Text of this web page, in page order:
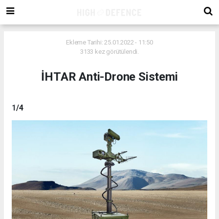
Ekleme Tarihi: 25.01.2022 - 11:50
3133 kez görütülendi.
İHTAR Anti-Drone Sistemi
1/4